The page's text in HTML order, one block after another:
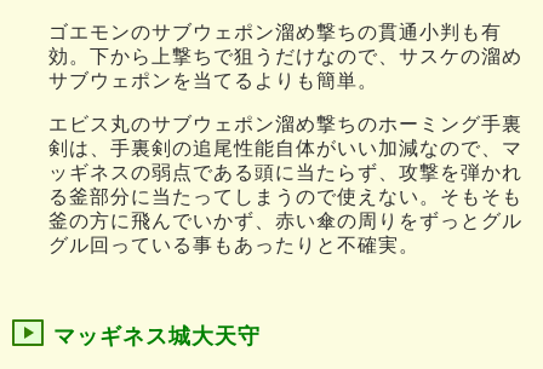
ゴエモンのサブウェポン溜め撃ちの貫通小判も有
効。下から上撃ちで狙うだけなので、サスケの溜め
サブウェポンを当てるよりも簡単。
エビス丸のサブウェポン溜め撃ちのホーミング手裏
剣は、手裏剣の追尾性能自体がいい加減なので、マ
ッギネスの弱点である頭に当たらず、攻撃を弾かれ
る釜部分に当たってしまうので使えない。そもそも
釜の方に飛んでいかず、赤い傘の周りをずっとグル
グル回っている事もあったりと不確実。
マッギネス城大天守